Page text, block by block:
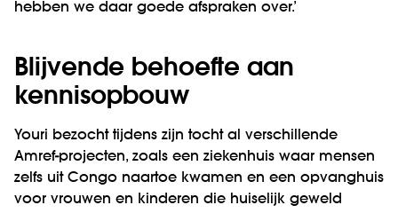
hebben we daar goede afspraken over.’
Blijvende behoefte aan
kennisopbouw
Youri bezocht tijdens zijn tocht al verschillende
Amref-projecten, zoals een ziekenhuis waar mensen
zelfs uit Congo naartoe kwamen en een opvanghuis
voor vrouwen en kinderen die huiselijk geweld